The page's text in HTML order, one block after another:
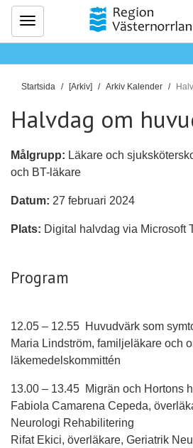
Meny
D
ä
h
ä
:
Startsida [Arkiv] Arkiv Kalender
Halvdag om
Målgrupp: Läkare och
och BT-läkare
Datum: 27 februari 2024
Plats: Digital halvdag via Microsoft
Program
12.05 – 12.55 Huvudvärk som
Maria Lindström, familjeläkare och
läkemedelskommittén
13.00 – 13.45 Migrän och Hortons
Fabiola Camarena Cepeda,
Neurologi Rehabilitering
Rifat Ekici, överläkare, Geriatrik